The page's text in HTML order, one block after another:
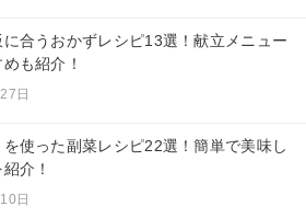
合うおかずレシピ13選！献立メニュー
も紹介！
日
を使った副菜レシピ22選！簡単で美味し
介！
日